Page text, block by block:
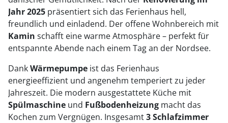
Jahr 2025 präsentiert sich das Ferienhaus hell,
freundlich und einladend. Der offene Wohnbereich mit
Kamin schafft eine warme Atmosphäre – perfekt für
entspannte Abende nach einem Tag an der Nordsee.
DankWärmepumpe ist das Ferienhaus
energieeffizient und angenehm temperiert zu jeder
Jahreszeit. Die modern ausgestattete Küche mit
Spülmaschine und Fußbodenheizung macht das
Kochen zum Vergnügen. Insgesamt3 Schlafzimmer